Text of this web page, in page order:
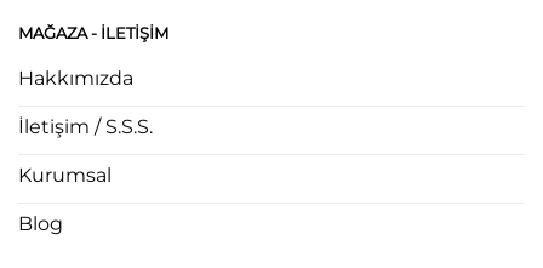
MAĞAZA - ILETIŞIM
Hakkımızda
İletişim / S.S.S.
Kurumsal
Blog